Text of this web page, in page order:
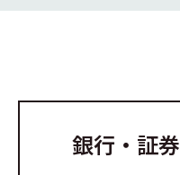
銀行・証